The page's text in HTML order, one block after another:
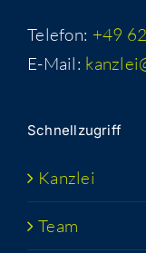
Telefon: +49
E-Mail:
Schnell­zu­griff
Kanz­lei
Team